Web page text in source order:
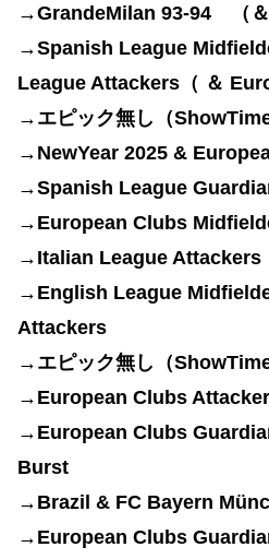
→GrandeMilan 93-94 （＆
→Spanish League
League Attackers（ ＆
→エピック無し（
→NewYear 2025 &
→Spanish League
→ European Clubs
→Italian League Attackers
→English League
Attackers
→ エピック無し（
→European Clubs
→European Clubs
Burst
→Brazil & FC Bayern
→European Clubs